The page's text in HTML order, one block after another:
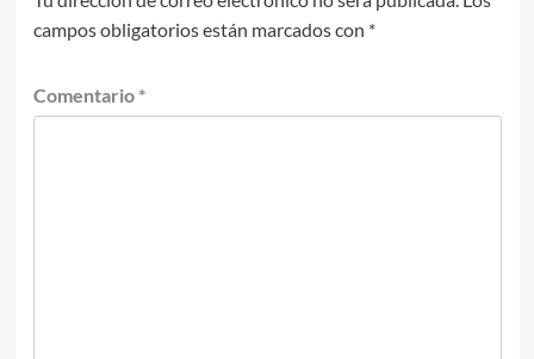
campos obligatorios están marcados con *
Comentario *